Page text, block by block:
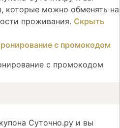
которые можно обменять на
проживания. Скрыть
с промокодом
Суточно.ру и вы